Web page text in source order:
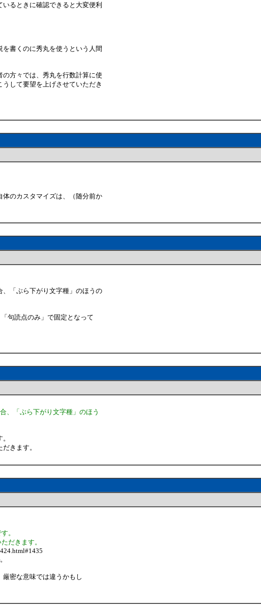
るときに確認できると大変便利
書くのに秀丸を使うという人間
方々では、秀丸を行数計算に使
して要望を上げさせていただき
のカスタマイズは、（随分前か
「ぶら下がり文字種」のほうの
句読点のみ」で固定となって
、「ぶら下がり文字種」のほう
きます。
。
だきます。
密な意味では違うかもし